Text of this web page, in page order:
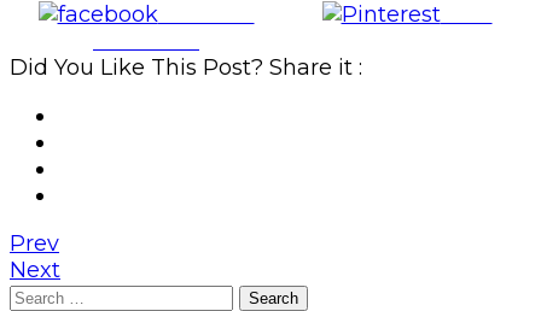
Share on
Save
Did You Like This Post? Share it :
Prev
Next
Search